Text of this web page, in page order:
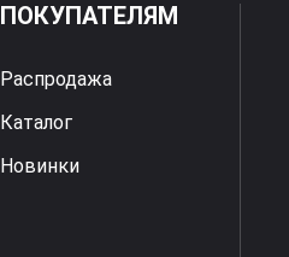
ПОКУПАТЕЛЯМ
Распродажа
Каталог
Новинки